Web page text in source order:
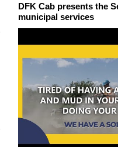
DFK Cab presents the
municipal services